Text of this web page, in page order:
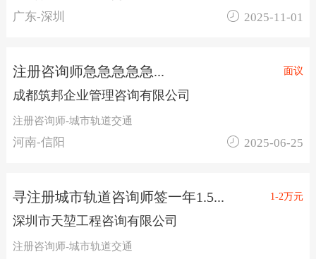
广东-深圳  2025-11-01
注册咨询师急急急急急... 面议
成都筑邦企业管理咨询有限公司
注册咨询师-城市轨道交通
河南-信阳  2025-06-25
寻注册城市轨道咨询师签一年1.5... 1-2万元
深圳市天堃工程咨询有限公司
注册咨询师-城市轨道交通